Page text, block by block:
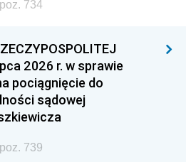
734
2026 r. w sprawie
pociągnięcie do
sądowej
739